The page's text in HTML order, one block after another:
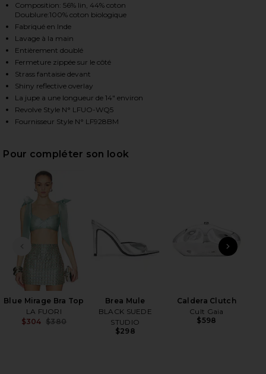
2 of 6 JUPE SKIRT in Blue Mirage
BLUE MIRAGE CRYSTAL EMBROIDERED
BLUE MIRAGE CRYSTAL EMBROIDERED
BLUE MIRAGE CRYSTAL EMBROIDERED
Composition: 56% lin, 44% coton
Doublure:100% coton biologique
Fabriqué en Inde
Lavage à la main
Entièrement doublé
Fermeture zippée sur le côté
Strass fantaisie devant
Shiny reflective overlay
La jupe a une longueur de 14" environ
Revolve Style N° LFUO-WQ5
Fournisseur Style N° LF928BM
Pour compléter son look
DIAPOSITIVE PRÉCÉDENTE
Blue Mirage Bra Top
LA FUORI
$304
Previous price:
$380
Brea Mule
BLACK SUEDE
STUDIO
$298
Caldera Clutch
Cult Gaia
$598